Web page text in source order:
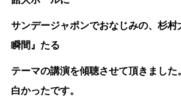
サンデージャポンでおなじみの、杉村
瞬間』たる
テーマの講演を傾聴させて頂きました
白かったです。